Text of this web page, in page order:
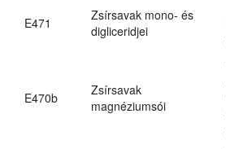
E471
Zsírsavak mono- és
digliceridjei
E470b
Zsírsavak
magnéziumsói